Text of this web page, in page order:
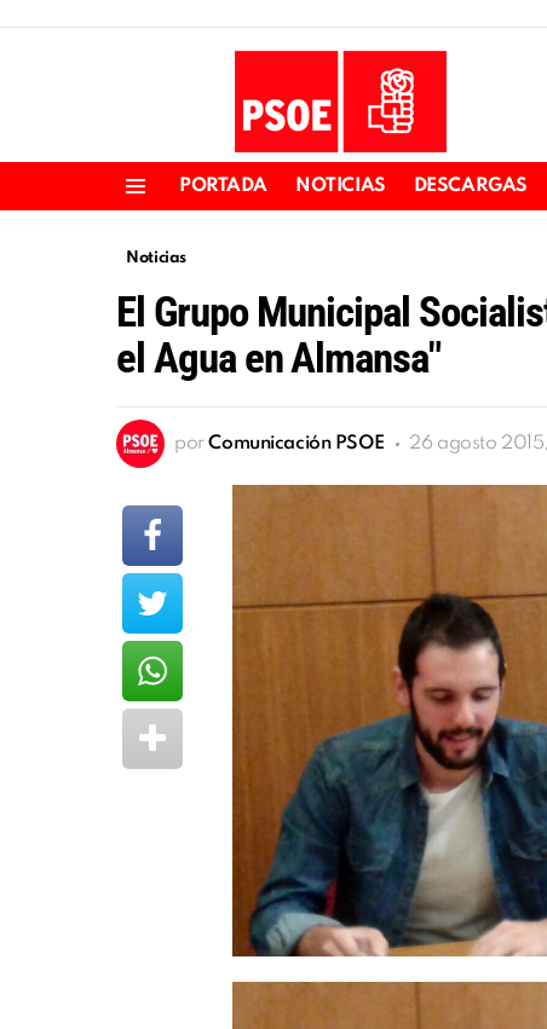
PORTADA NOTICIAS DESCARGAS
Noticias
El Grupo Municipal
el Agua en Almansa"
por Comunicación PSOE 26 agosto